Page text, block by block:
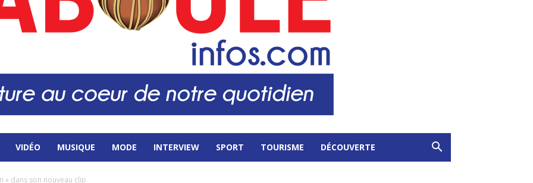
VIDÉO MUSIQUE MODE INTERVIEW SPORT TOURISME DÉCOUVERTE
» dans son nouveau clip